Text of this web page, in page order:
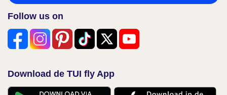
Follow us on
Download de TUI fly App